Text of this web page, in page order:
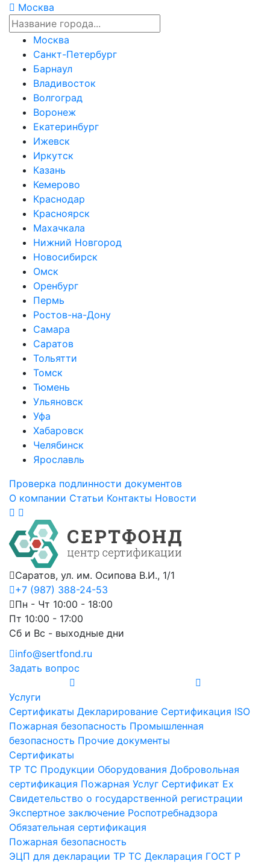
Москва
Москва
Санкт-Петербург
Барнаул
Владивосток
Волгоград
Воронеж
Екатеринбург
Ижевск
Иркутск
Казань
Кемерово
Краснодар
Красноярск
Махачкала
Нижний Новгород
Новосибирск
Омск
Оренбург
Пермь
Ростов-на-Дону
Самара
Саратов
Тольятти
Томск
Тюмень
Ульяновск
Уфа
Хабаровск
Челябинск
Ярославль
Проверка подлинности документов
О компании Статьи Контакты Новости
Саратов, ул. им. Осипова В.И., 1/1
+7 (987) 388-24-53
Пн - Чт 10:00 - 18:00
Пт 10:00 - 17:00
Сб и Вс - выходные дни
info@sertfond.ru
Задать вопрос
Услуги
Сертификаты Декларирование Сертификация ISO
Пожарная безопасность Промышленная
безопасность Прочие документы
Сертификаты
ТР ТС Продукции Оборудования Добровольная
сертификация Пожарная Услуг Сертификат Ex
Свидетельство о государственной регистрации
Экспертное заключение Роспотребнадзора
Обязательная сертификация
Пожарная безопасность
ЭЦП для декларации ТР ТС Декларация ГОСТ Р